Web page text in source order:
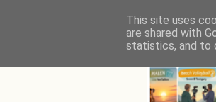
This site uses
are shared with
statistics, and to